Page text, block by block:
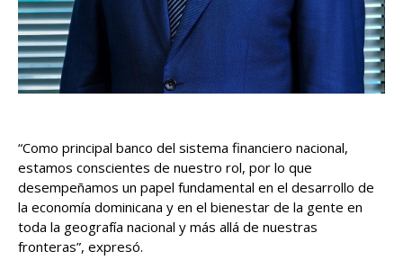
“Como principal banco del sistema financiero nacional,
estamos conscientes de nuestro rol, por lo que
desempeñamos un papel fundamental en el desarrollo de
la economía dominicana y en el bienestar de la gente en
toda la geografía nacional y más allá de nuestras
fronteras”, expresó.